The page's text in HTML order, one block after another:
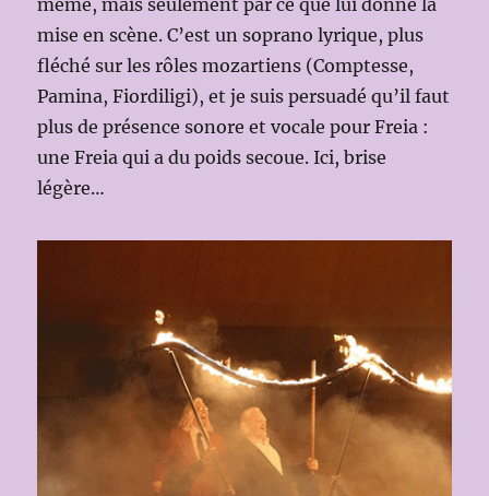
mise en scène. C’est un soprano lyrique, plus
fléché sur les rôles mozartiens (Comptesse,
Pamina, Fiordiligi), et je suis persuadé qu’il faut
plus de présence sonore et vocale pour Freia :
une Freia qui a du poids secoue. Ici, brise
légère…